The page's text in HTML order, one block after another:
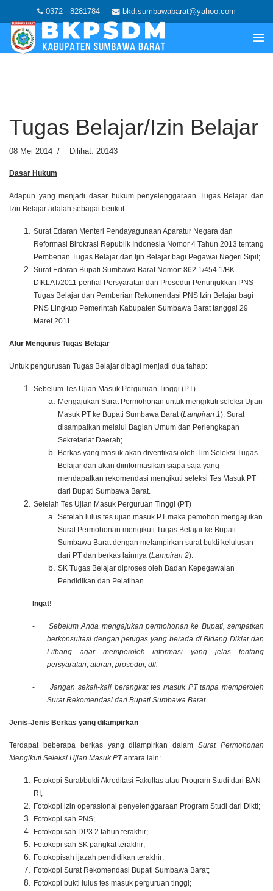
0372 - 8281784 bkd.sumbawabarat@yahoo.com
Tugas Belajar/Izin Belajar
08 Mei 2014 Dilihat: 20143
Dasar Hukum
Adapun yang menjadi dasar hukum penyelenggaraan Tugas Belajar dan
Izin Belajar adalah sebagai berikut:
Surat Edaran Menteri Pendayagunaan Aparatur Negara dan
Reformasi Birokrasi Republik Indonesia Nomor 4 Tahun 2013 tentang
Pemberian Tugas Belajar dan Ijin Belajar bagi Pegawai Negeri Sipil ;
Surat Edaran Bupati Sumbawa Barat Nomor: 862.1/454.1/BK-
DIKLAT/2011 perihal Persyaratan dan Prosedur Penunjukkan PNS
Tugas Belajar dan Pemberian Rekomendasi PNS Izin Belajar bagi
PNS Lingkup Pemerintah Kabupaten Sumbawa Barat tanggal 29
Maret 2011.
Alur Mengurus Tugas Belajar
Untuk pengurusan Tugas Belajar dibagi menjadi dua tahap:
Sebelum Tes Ujian Masuk Perguruan Tinggi (PT)
Mengajukan Surat Permohonan untuk mengikuti seleksi Ujian
Masuk PT ke Bupati Sumbawa Barat (Lampiran 1). Surat
disampaikan melalui Bagian Umum dan Perlengkapan
Sekretariat Daerah;
Berkas yang masuk akan diverifikasi oleh Tim Seleksi Tugas
Belajar dan akan diinformasikan siapa saja yang
mendapatkan rekomendasi mengikuti seleksi Tes Masuk PT
dari Bupati Sumbawa Barat.
Setelah Tes Ujian Masuk Perguruan Tinggi (PT)
Setelah lulus tes ujian masuk PT maka pemohon mengajukan
Surat Permohonan mengikuti Tugas Belajar ke Bupati
Sumbawa Barat dengan melampirkan surat bukti kelulusan
dari PT dan berkas lainnya (Lampiran 2).
SK Tugas Belajar diproses oleh Badan Kepegawaian
Pendidikan dan Pelatihan
Ingat!
-
Sebelum Anda mengajukan permohonan ke Bupati, sempatkan
berkonsultasi dengan petugas yang berada di Bidang Diklat dan
Litbang agar memperoleh informasi yang jelas tentang
persyaratan, aturan, prosedur, dll.
-
Jangan sekali-kali berangkat tes masuk PT tanpa memperoleh
Surat Rekomendasi dari Bupati Sumbawa Barat.
Jenis-Jenis Berkas yang dilampirkan
Terdapat beberapa berkas yang dilampirkan dalamSurat Permohonan
Mengikuti Seleksi Ujian Masuk PTantara lain:
Fotokopi Surat/bukti Akreditasi Fakultas atau Program Studi dari BAN
RI;
Fotokopi izin operasional penyelenggaraan Program Studi dari Dikti;
Fotokopi sah PNS;
Fotokopi sah DP3 2 tahun terakhir;
Fotokopi sah SK pangkat terakhir;
Fotokopisah ijazah pendidikan terakhir;
Fotokopi Surat Rekomendasi Bupati Sumbawa Barat;
Fotokopi bukti lulus tes masuk perguruan tinggi;